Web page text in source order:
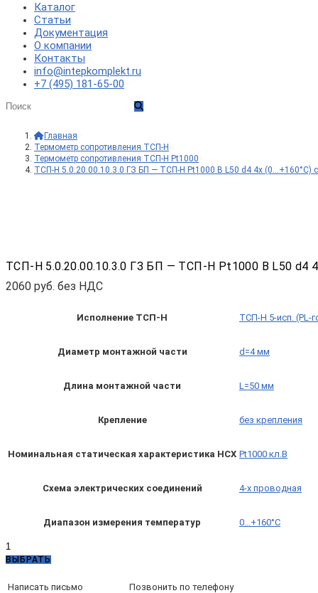
сайту
Каталог
Статьи
Документация
О компании
Контакты
info@intepkomplekt.ru
+7 (495) 181-65-00
Главная
Термометр сопротивления ТСП-Н
Термометр сопротивления ТСП-Н Pt1000
ТСП-Н 5.0.20.00.10.3.0 ГЗ БП — ТСП-Н Pt1000 B L50 d4 4x (0…+160°С)
ТСП-Н 5.0.20.00.10.3.0 ГЗ БП — ТСП-Н Pt1000 B L50 d4
2060 руб. без НДС
Исполнение ТСП-Н ТСП-Н 5-исп. (PL-
Диаметр монтажной части d=4 мм
Длина монтажной части L=50 мм
Крепление без крепления
Номинальная статическая характеристика НСХ Pt1000 кл.B
Схема электрических соединений 4-х проводная
Диапазон измерения температур 0…+160°C
Количество
товара
Н
ВЫБРАТЬ
Написать письмо Позвонить по телефону